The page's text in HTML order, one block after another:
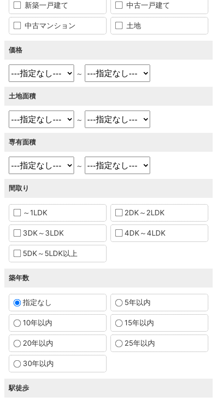
新築一戸建て 中古一戸建て
中古マンション 土地
価格
～
土地面積
～
専有面積
～
間取り
～1LDK 2DK～2LDK
3DK～3LDK 4DK～4LDK
5DK～5LDK以上
築年数
指定なし 5年以内
10年以内 15年以内
20年以内 25年以内
30年以内
駅徒歩